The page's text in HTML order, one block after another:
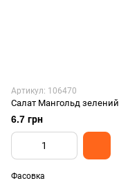
Артикул: 106470
Салат Мангольд зелений
6.7 грн
Фасовка